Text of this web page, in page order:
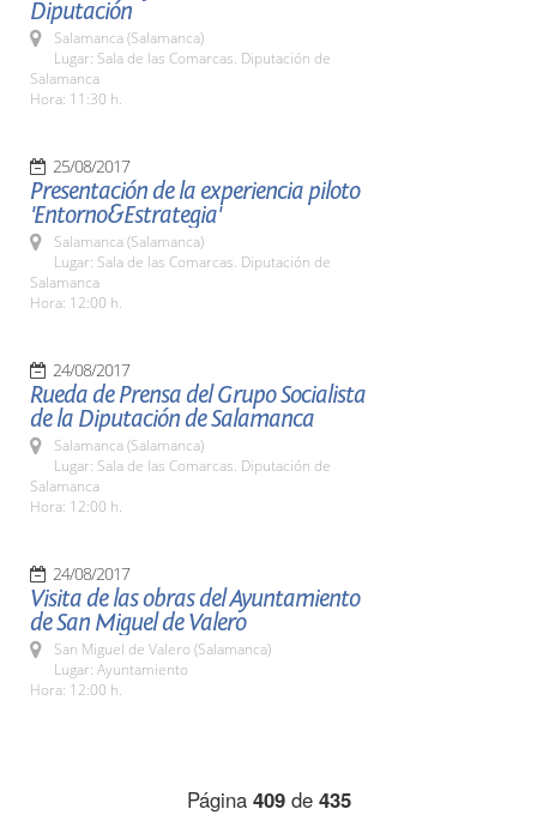
Diputación
Salamanca (Salamanca)
Lugar: Sala de las Comarcas. Diputación de
Salamanca
Hora: 11:30 h.
25/08/2017
Presentación de la experiencia piloto
'Entorno&Estrategia'
Salamanca (Salamanca)
Lugar: Sala de las Comarcas. Diputación de
Salamanca
Hora: 12:00 h.
24/08/2017
Rueda de Prensa del Grupo Socialista
de la Diputación de Salamanca
Salamanca (Salamanca)
Lugar: Sala de las Comarcas. Diputación de
Salamanca
Hora: 12:00 h.
24/08/2017
Visita de las obras del Ayuntamiento
de San Miguel de Valero
San Miguel de Valero (Salamanca)
Lugar: Ayuntamiento
Hora: 12:00 h.
Página 409de 435